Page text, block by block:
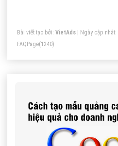
Bài viết tạo bởi: VietAds | Ngày cập nhật:
FAQPage(1240)